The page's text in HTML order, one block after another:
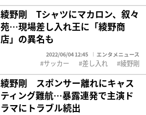
綾野剛 Tシャツにマカロン、叙々
苑…現場差し入れ王に「綾野商
店」の異名も
2022/06/04 12:45 エンタメニュース
サッカー 差し入れ 綾野剛
綾野剛 スポンサー離れにキャス
ティング難航…暴露連発で主演ド
ラマにトラブル続出